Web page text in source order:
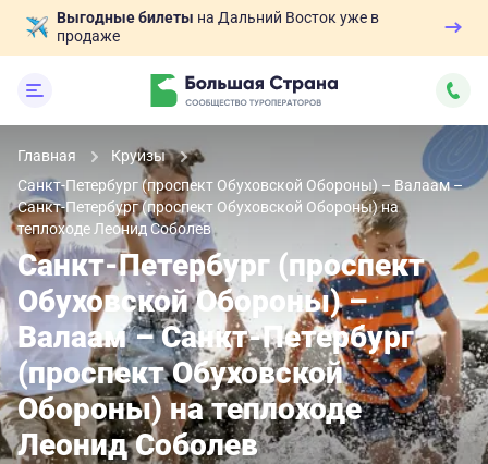
Выгодные билеты на Дальний Восток уже в
продаже
Главная
Круизы
Санкт-Петербург (проспект Обуховской Обороны) – Валаам –
Санкт-Петербург (проспект Обуховской Обороны) на
теплоходе Леонид Соболев
Санкт-Петербург (проспект
Обуховской Обороны) –
Валаам – Санкт-Петербург
(проспект Обуховской
Обороны) на теплоходе
Леонид Соболев